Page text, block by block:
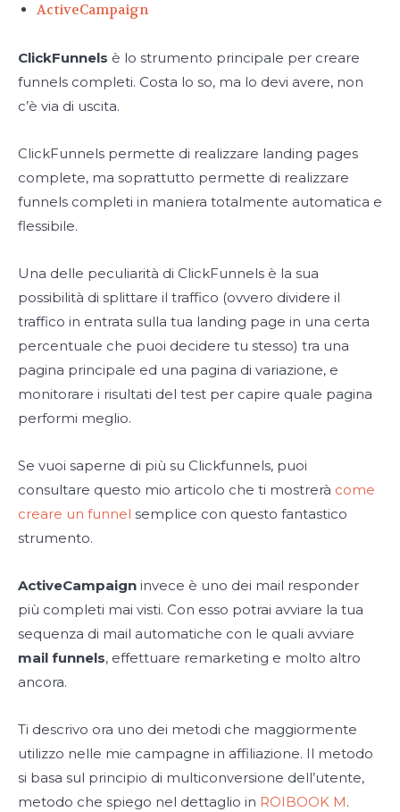
ActiveCampaign
ClickFunnels è lo strumento principale per creare
funnels completi. Costa lo so, ma lo devi avere, non
c’è via di uscita.
ClickFunnels permette di realizzare landing pages
complete, ma soprattutto permette di realizzare
funnels completi in maniera totalmente automatica e
flessibile.
Una delle peculiarità di ClickFunnels è la sua
possibilità di splittare il traffico (ovvero dividere il
traffico in entrata sulla tua landing page in una certa
percentuale che puoi decidere tu stesso) tra una
pagina principale ed una pagina di variazione, e
monitorare i risultati del test per capire quale pagina
performi meglio.
Se vuoi saperne di più su Clickfunnels, puoi
consultare questo mio articolo che ti mostrerà come
creare un funnel semplice con questo fantastico
strumento.
ActiveCampaign invece è uno dei mail responder
più completi mai visti. Con esso potrai avviare la tua
sequenza di mail automatiche con le quali avviare
mail funnels, effettuare remarketing e molto altro
ancora.
Ti descrivo ora uno dei metodi che maggiormente
utilizzo nelle mie campagne in affiliazione. Il metodo
si basa sul principio di multiconversione dell’utente,
metodo che spiego nel dettaglio in ROIBOOK M.